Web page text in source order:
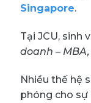
Singapore.
Tại JCU, sinh
doanh –
Nhiều thế hệ
phóng cho sự